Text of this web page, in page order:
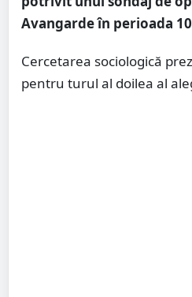
Avangarde în perioada
Cercetarea sociologică
pentru turul al doilea al